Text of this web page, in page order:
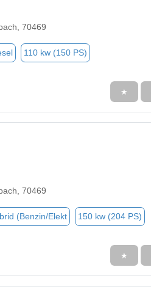
70469
110 kw (150 PS)
★
70469
(Benzin/Elekt 150 kw (204 PS)
★